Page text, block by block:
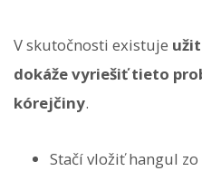
V skutočnosti existuje
dokáže vyriešiť tieto
kórejčiny.
Stačí vložiť hangul